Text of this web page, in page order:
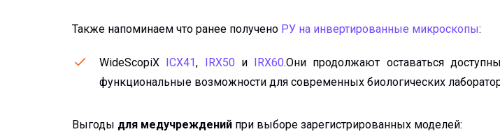
Также напоминаем что ранее получено РУ на инвертированные микроскопы:
WideScopiX ICX41, IRX50 и IRX60.Они продолжают оставаться
функциональные возможности для современных биологических
Выгоды для медучреждений при выборе зарегистрированных моделей: